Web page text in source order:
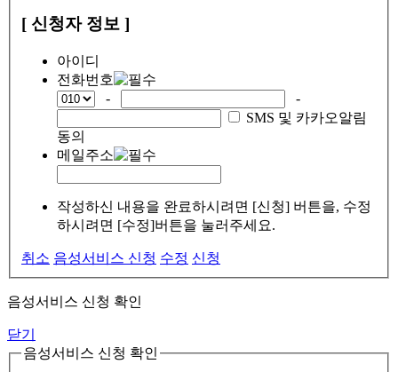
[ 신청자 정보 ]
아이디
전화번호
-
-
SMS 및 카카오알림
동의
메일주소
작성하신 내용을 완료하시려면 [신청] 버튼을, 수정
하시려면 [수정]버튼을 눌러주세요.
취소 음성서비스 신청 수정 신청
음성서비스 신청 확인
닫기
음성서비스 신청 확인